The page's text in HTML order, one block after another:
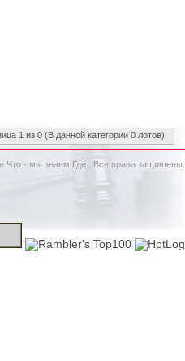
1 из 0 (В данной категории 0 лотов)
- мы знаем Где:. Все права защищены.